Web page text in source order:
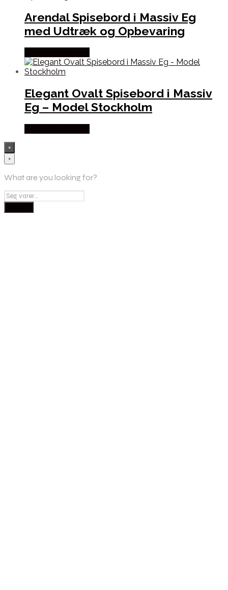
Arendal Spisebord i Massiv Eg
med Udtræk og Opbevaring
Elegant Ovalt Spisebord i Massiv
Eg – Model Stockholm
×
×
What are you looking for?